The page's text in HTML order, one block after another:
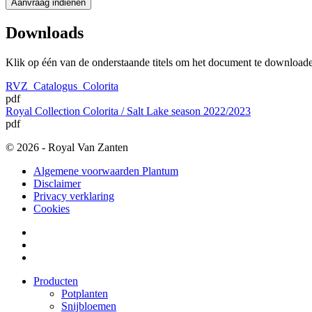
Downloads
Klik op één van de onderstaande titels om het document te
RVZ_Catalogus_Colorita
pdf
Royal Collection Colorita / Salt Lake season 2022/2023
pdf
© 2026 - Royal Van Zanten
Algemene voorwaarden Plantum
Disclaimer
Privacy verklaring
Cookies
Producten
Potplanten
Snijbloemen